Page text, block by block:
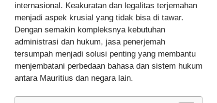
internasional. Keakuratan dan legalitas terjemahan
menjadi aspek krusial yang tidak bisa di tawar.
Dengan semakin kompleksnya kebutuhan
administrasi dan hukum, jasa penerjemah
tersumpah menjadi solusi penting yang membantu
menjembatani perbedaan bahasa dan sistem hukum
antara Mauritius dan negara lain.